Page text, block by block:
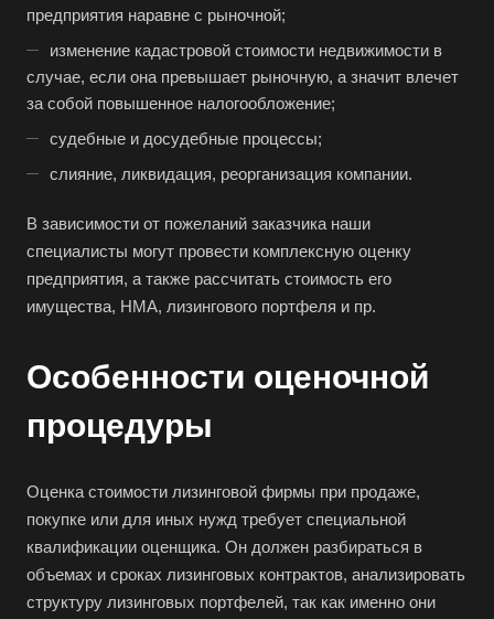
предприятия наравне с рыночной;
изменение кадастровой стоимости недвижимости в
случае, если она превышает рыночную, а значит влечет
за собой повышенное налогообложение;
судебные и досудебные процессы;
слияние, ликвидация, реорганизация компании.
В зависимости от пожеланий заказчика наши
специалисты могут провести комплексную оценку
предприятия, а также рассчитать стоимость его
имущества, НМА, лизингового портфеля и пр.
Особенности оценочной
процедуры
Оценка стоимости лизинговой фирмы при продаже,
покупке или для иных нужд требует специальной
квалификации оценщика. Он должен разбираться в
объемах и сроках лизинговых контрактов, анализировать
структуру лизинговых портфелей, так как именно они